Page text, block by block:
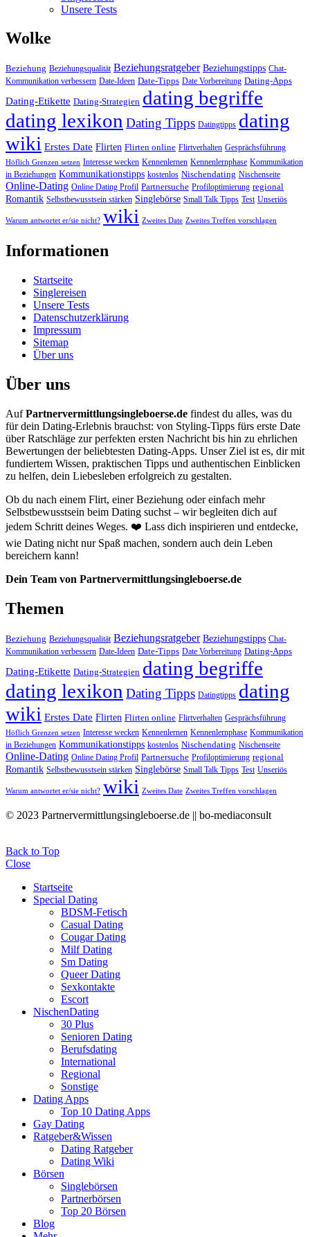
Unsere Tests
Wolke
Beziehung Beziehungsqualität Beziehungsratgeber Beziehungstipps Chat-
Kommunikation verbessern Date-Ideen Date-Tipps Date Vorbereitung Dating-Apps
Dating-Etikette Dating-Strategien dating begriffe
dating lexikon Dating Tipps Datingtipps dating
wiki Erstes Date Flirten Flirten online Flirtverhalten Gesprächsführung
Höflich Grenzen setzen Interesse wecken Kennenlernen Kennenlernphase Kommunikation
in Beziehungen Kommunikationstipps kostenlos Nischendating Nischenseite
Online-Dating Online Dating Profil Partnersuche Profiloptimierung regional
Romantik Selbstbewusstsein stärken Singlebörse Small Talk Tipps Test Unseriös
Warum antwortet er/sie nicht? wiki Zweites Date Zweites Treffen vorschlagen
Informationen
Startseite
Singlereisen
Unsere Tests
Datenschutzerklärung
Impressum
Sitemap
Über uns
Über uns
AufPartnervermittlungsingleboerse.de findest du alles, was du
für dein Dating-Erlebnis brauchst: von Styling-Tipps fürs erste Date
über Ratschläge zur perfekten ersten Nachricht bis hin zu ehrlichen
Bewertungen der beliebtesten Dating-Apps. Unser Ziel ist es, dir mit
fundiertem Wissen, praktischen Tipps und authentischen Einblicken
zu helfen, dein Liebesleben erfolgreich zu gestalten.
Ob du nach einem Flirt, einer Beziehung oder einfach mehr
Selbstbewusstsein beim Dating suchst – wir begleiten dich auf
jedem Schritt deines Weges. ❤️ Lass dich inspirieren und entdecke,
wie Dating nicht nur Spaß machen, sondern auch dein Leben
bereichern kann!
Dein Team von Partnervermittlungsingleboerse.de
Themen
Beziehung Beziehungsqualität Beziehungsratgeber Beziehungstipps Chat-
Kommunikation verbessern Date-Ideen Date-Tipps Date Vorbereitung Dating-Apps
Dating-Etikette Dating-Strategien dating begriffe
dating lexikon Dating Tipps Datingtipps dating
wiki Erstes Date Flirten Flirten online Flirtverhalten Gesprächsführung
Höflich Grenzen setzen Interesse wecken Kennenlernen Kennenlernphase Kommunikation
in Beziehungen Kommunikationstipps kostenlos Nischendating Nischenseite
Online-Dating Online Dating Profil Partnersuche Profiloptimierung regional
Romantik Selbstbewusstsein stärken Singlebörse Small Talk Tipps Test Unseriös
Warum antwortet er/sie nicht? wiki Zweites Date Zweites Treffen vorschlagen
© 2023 Partnervermittlungsingleboerse.de || bo-mediaconsult
Back to Top
Close
Startseite
Special Dating
BDSM-Fetisch
Casual Dating
Cougar Dating
Milf Dating
Sm Dating
Queer Dating
Sexkontakte
Escort
NischenDating
30 Plus
Senioren Dating
Berufsdating
International
Regional
Sonstige
Dating Apps
Top 10 Dating Apps
Gay Dating
Ratgeber&Wissen
Dating Ratgeber
Dating Wiki
Börsen
Singlebörsen
Partnerbörsen
Top 20 Börsen
Blog